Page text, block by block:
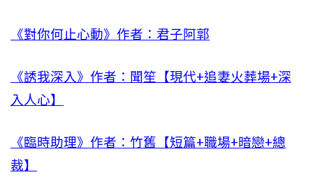
《對你何止心動》作者：君子阿郭
《誘我深入》作者：聞笙【現代+追妻火葬場+深
入人心】
《臨時助理》作者：竹舊【短篇+職場+暗戀+總
裁】